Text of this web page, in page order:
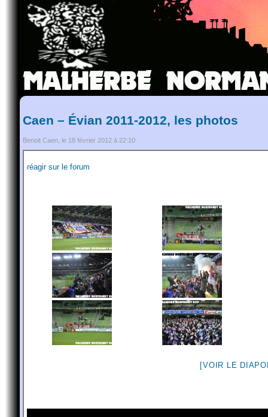
Caen – Évian 2011-2012, les photos
Benoit Caen, le 18 février 2012 à 22:10
réagir sur le forum
[VOIR LE